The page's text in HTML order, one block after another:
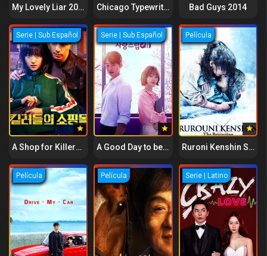
My Lovely Liar 2023 Chicago Typewrite 2017 Bad Guys 2014
Serie | Sub Español
A Shop for Killers 2024
Serie | Sub Español
A Good Day to be a Dog 2023
Película
Ruroni Kenshin Sai shusho The Beginning 2021
Película Película Serie | Latino